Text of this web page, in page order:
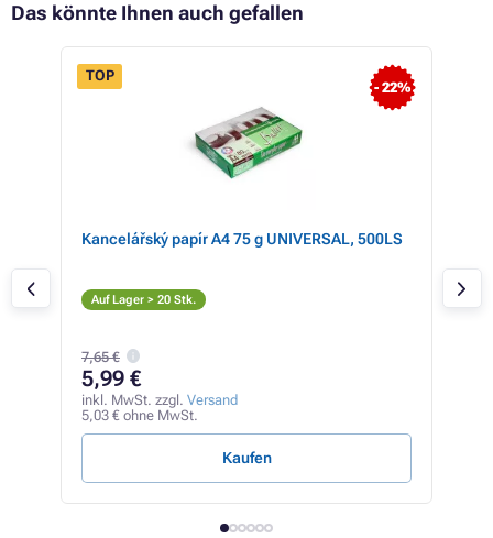
Das könnte Ihnen auch gefallen
- 22%
TOP
Kancelářský papír A4 75 g UNIVERSAL, 500LS
Auf Lager > 20 Stk.
7,65 €
5,99 €
inkl. MwSt. zzgl. Versand
5,03 € ohne MwSt.
Kaufen